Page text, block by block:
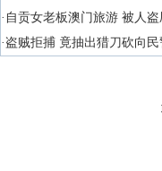
·自贡女老板澳门旅游 被人
·盗贼拒捕 竟抽出猎刀砍向